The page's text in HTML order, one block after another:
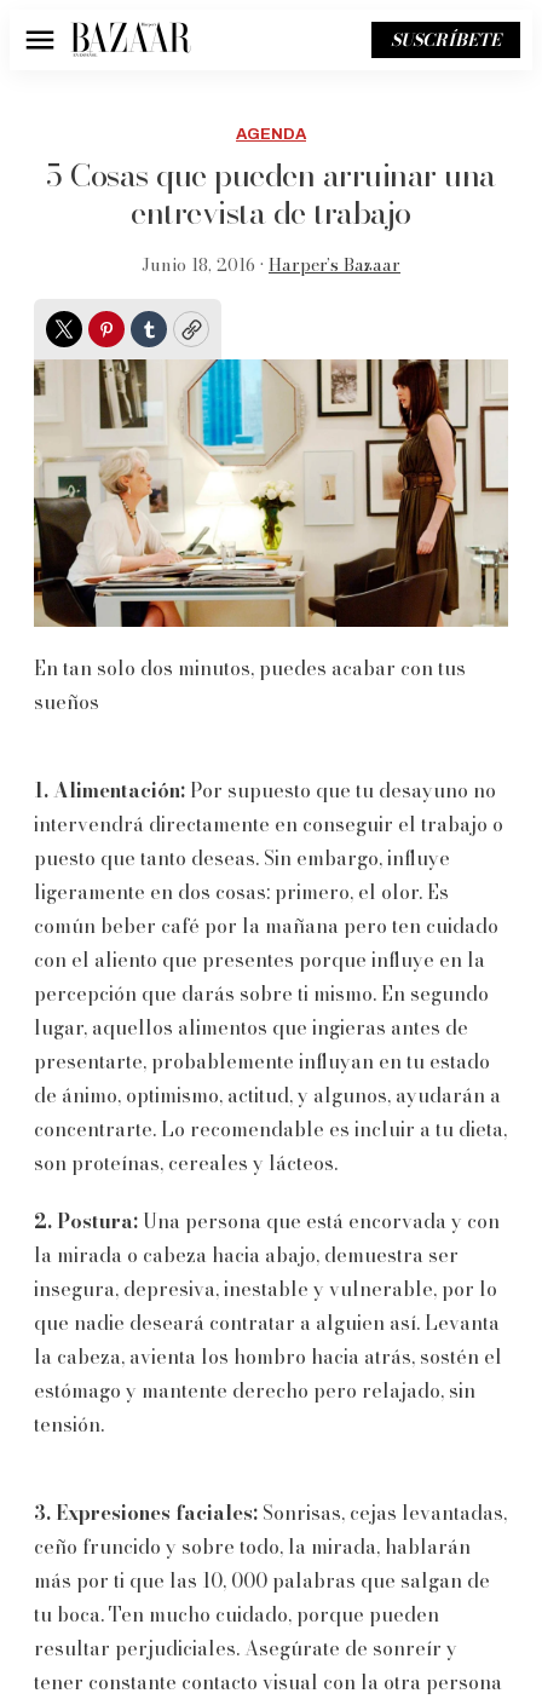
Menú SUSCRÍBETE
AGENDA
5 Cosas que pueden arruinar una
entrevista de trabajo
Junio 18, 2016 • Harper’s Bazaar
TwitterPinterest
TumblrCopy
En tan solo dos minutos, puedes acabar con tus
sueños
1. Alimentación: Por supuesto que tu desayuno no
intervendrá directamente en conseguir el trabajo o
puesto que tanto deseas. Sin embargo, influye
ligeramente en dos cosas: primero, el olor. Es
común beber café por la mañana pero ten cuidado
con el aliento que presentes porque influye en la
percepción que darás sobre ti mismo. En segundo
lugar, aquellos alimentos que ingieras antes de
presentarte, probablemente influyan en tu estado
de ánimo, optimismo, actitud, y algunos, ayudarán a
concentrarte. Lo recomendable es incluir a tu dieta,
son proteínas, cereales y lácteos.
2. Postura: Una persona que está encorvada y con
la mirada o cabeza hacia abajo, demuestra ser
insegura, depresiva, inestable y vulnerable, por lo
que nadie deseará contratar a alguien así. Levanta
la cabeza, avienta los hombro hacia atrás, sostén el
estómago y mantente derecho pero relajado, sin
tensión.
3. Expresiones faciales: Sonrisas, cejas levantadas,
ceño fruncido y sobre todo, la mirada, hablarán
más por ti que las 10, 000 palabras que salgan de
tu boca. Ten mucho cuidado, porque pueden
resultar perjudiciales. Asegúrate de sonreír y
tener constante contacto visual con la otra persona